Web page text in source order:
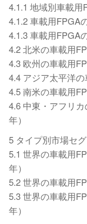
4.1.1 地域別車載用
4.1.2 車載用FPGA
4.1.3 車載用FPGA
4.2 北米の車載用
4.3 欧州の車載用
4.4 アジア太平洋の
4.5 南米の車載用
4.6 中東・アフリ
年）
5 タイプ別市場セ
5.1 世界の車載用
年）
5.2 世界の車載用
5.3 世界の車載用
年）